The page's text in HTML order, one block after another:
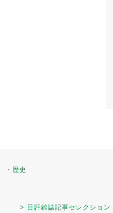
・歴史
> 日評雑誌記事セレクション